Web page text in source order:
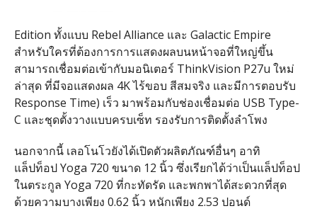
Edition ทั้งแบบ Rebel Alliance และ Galactic Empire
สำหรับใครที่ต้องการการแสดงผลบนหน้าจอที่ใหญ่ขึ้น
สามารถเชื่อมต่อเข้ากับมอนิเตอร์ ThinkVision P27u ใหม่
ล่าสุด ที่มีจอแสดงผล 4K ไร้ขอบ สีสมจริง และมีการตอบรับ
Response Time) เร็ว มาพร้อมกับช่องเชื่อมต่อ USB Type-
C และชุดตั้งวางแบบครบเซ็ท รองรับการติดตั้งลำโพง
นอกจากนี้ เลอโนโวยังได้เปิดตัวผลิตภัณฑ์อื่นๆ อาทิ
แล็ปท็อป Yoga 720 ขนาด 12 นิ้ว ซึ่งเรียกได้ว่าเป็นแล็ปท็อป
ในตระกูล Yoga 720 ที่กะทัดรัด และพกพาได้สะดวกที่สุด
ด้วยความบางเพียง 0.62 นิ้ว หนักเพียง 2.53 ปอนด์​